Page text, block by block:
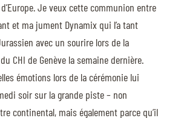
Je veux cette communion entre
et ma jument Dynamix qui l’a tant
avec un sourire lors de la
CHI de Genève la semaine dernière.
émotions lors de la cérémonie lui
soir sur la grande piste – non
continental, mais également parce qu’il